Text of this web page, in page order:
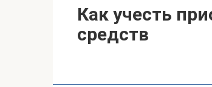
Как учесть
средств